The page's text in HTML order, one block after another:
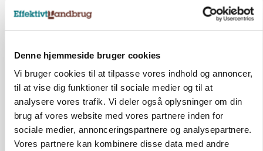
Denne hjemmeside bruger cookies
Vi bruger cookies til at tilpasse vores indhold og annoncer,
til at vise dig funktioner til sociale medier og til at
analysere vores trafik. Vi deler også oplysninger om din
brug af vores website med vores partnere inden for
sociale medier, annonceringspartnere og analysepartnere.
Vores partnere kan kombinere disse data med andre
Fredning binder landmands jord – kommunen